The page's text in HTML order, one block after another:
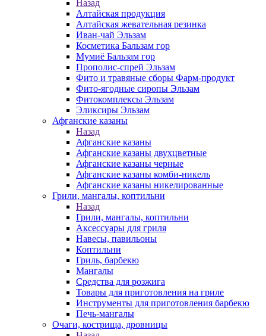
Назад
Алтайская продукция
Алтайская жевательная резинка
Иван-чай Эльзам
Косметика Бальзам гор
Мумиё Бальзам гор
Прополис-спрей Эльзам
Фито и травяные сборы Фарм-продукт
Фито-ягодные сиропы Эльзам
Фитокомплексы Эльзам
Эликсиры Эльзам
Афганские казаны
Назад
Афганские казаны
Афганские казаны двухцветные
Афганские казаны черные
Афганские казаны комби-никель
Афганские казаны никелированные
Грили, мангалы, коптильни
Назад
Грили, мангалы, коптильни
Аксессуары для гриля
Навесы, павильоны
Коптильни
Гриль, барбекю
Мангалы
Средства для розжига
Товары для приготовления на гриле
Инструменты для приготовления барбекю
Печь-мангалы
Очаги, кострища, дровницы